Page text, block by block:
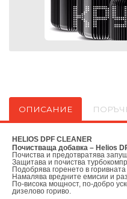
ОПИСАНИЕ
HELIOS DPF CLEANER
Почистваща добавка – Helios
Почиства и предотвратява
Защитава и почиства
Подобрява горенето в
Намалява вредните емисии и
По-висока мощност, по-добро
дизелово гориво.